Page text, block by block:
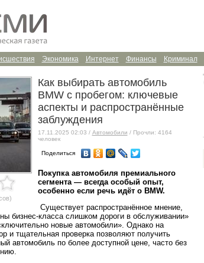
Криминал
Финансы
Интернет
Экономика
Как выбирать автомобиль
BMW с пробегом: ключевые
аспекты и распространённые
заблуждения
17.11.2025 02:03 / Автомобили / Прочли: 4164
человек
Поделиться
Покупка автомобиля премиального
сегмента — всегда особый опыт,
особенно если речь идёт о BMW.
Существует распространённое мнение,
бизнес-класса слишком дороги в обслуживании»
новые автомобили». Однако на
и тщательная проверка позволяют получить
автомобиль по более доступной цене, часто без